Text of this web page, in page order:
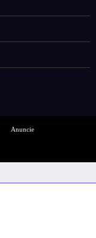
Anuncie